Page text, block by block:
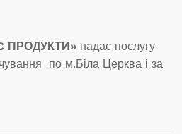
ПРОДУКТИ» надає послугу
по м.Біла Церква і за